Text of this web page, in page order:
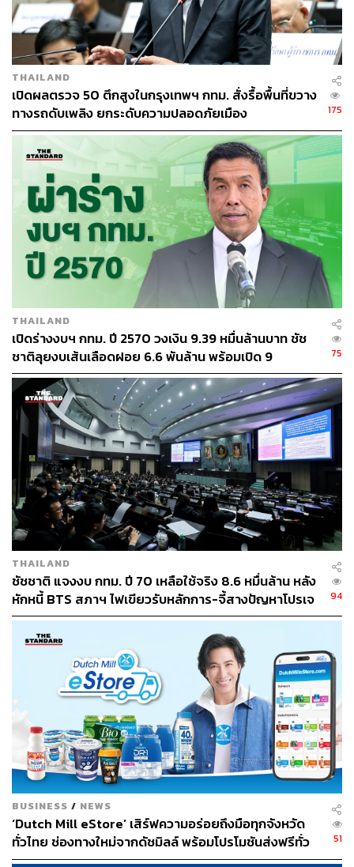
THAILAND
เปิดผลตรวจ 50 ตึกสูงในกรุงเทพฯ กทม. สั่งรื้อพื้นที่ขวาง
ทางรถดับเพลิง ยกระดับความปลอดภัยเมือง
175
THAILAND
เปิดร่างงบฯ กทม. ปี 2570 วงเงิน 9.39 หมื่นล้านบาท ชัช
ชาติลุยงบเส้นเลือดฝอย 6.6 พันล้าน พร้อมเปิด 9
ยุทธศาสตร์พัฒนาเมือง
75
THAILAND
ชัชชาติ แจงงบ กทม. ปี 70 เหลือใช้จริง 8.6 หมื่นล้าน หลัง
หักหนี้ BTS สภาฯ ไฟเขียวรับหลักการ-จี้สางปัญหาโปรเจ
กต์ล่าช้า
94
BUSINESS / NEWS
‘Dutch Mill eStore’ เสิร์ฟความอร่อยถึงมือทุกจังหวัด
ทั่วไทย ช่องทางใหม่จากดัชมิลล์ พร้อมโปรโมชันส่งฟรีทั่ว
ประเทศ ส่งไว สั่งก่อนเที่ยง ได้ของวันถัดไป ส่งสินค้าแบบ
51